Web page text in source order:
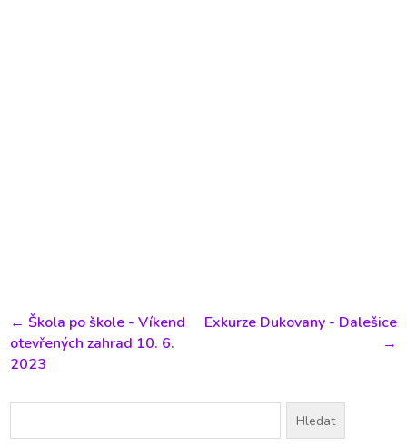
←Škola po škole - Víkend
otevřených zahrad 10. 6.
2023
Exkurze Dukovany - Dalešice
→
Vyhledávání